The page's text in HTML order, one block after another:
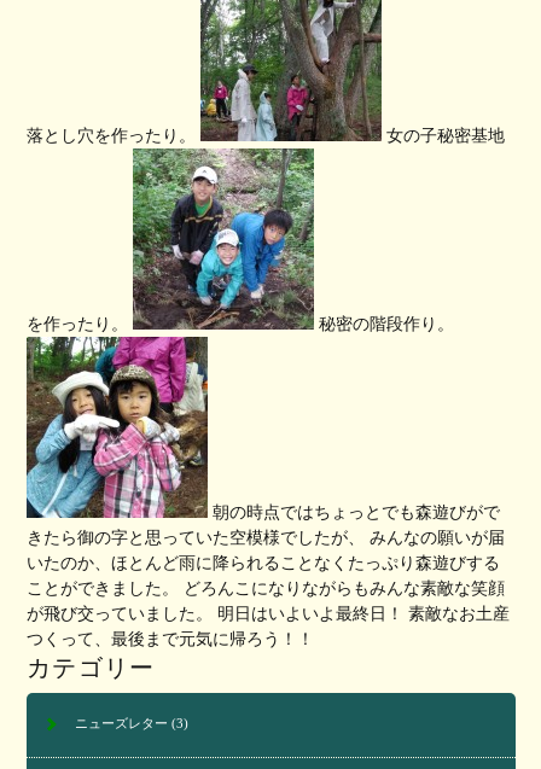
落とし穴を作ったり。 女の子秘密基地
を作ったり。 秘密の階段作り。
朝の時点ではちょっとでも森遊びがで
きたら御の字と思っていた空模様でしたが、 みんなの願いが届
いたのか、ほとんど雨に降られることなくたっぷり森遊びする
ことができました。 どろんこになりながらもみんな素敵な笑顔
が飛び交っていました。 明日はいよいよ最終日！ 素敵なお土産
つくって、最後まで元気に帰ろう！！
カテゴリー
ニューズレター (3)